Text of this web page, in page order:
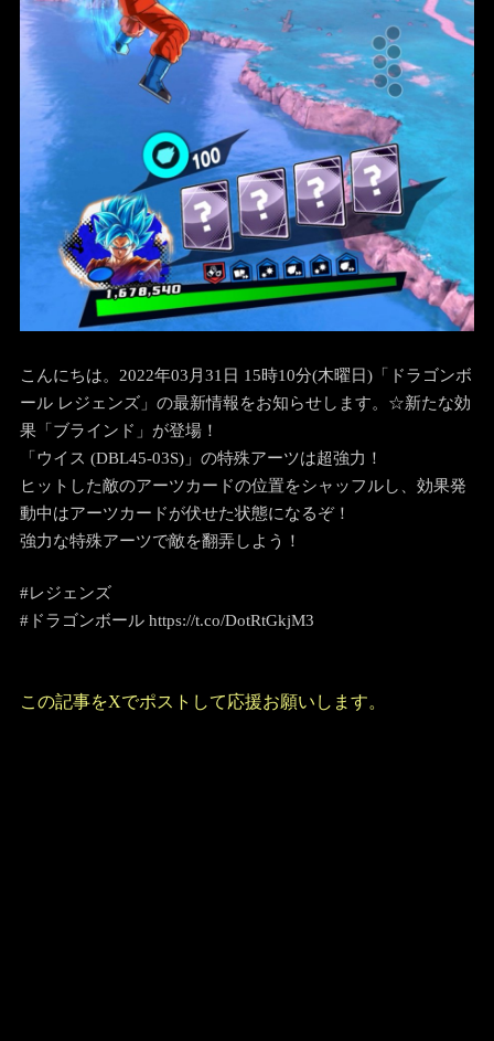
こんにちは。2022年03月31日 15時10分(木曜日)「ドラゴンボ
ール レジェンズ」の最新情報をお知らせします。 ☆新たな効
果「ブラインド」が登場！
「ウイス (DBL45-03S)」の特殊アーツは超強力！
ヒットした敵のアーツカードの位置をシャッフルし、効果発
動中はアーツカードが伏せた状態になるぞ！
強力な特殊アーツで敵を翻弄しよう！
#レジェンズ
#ドラゴンボール https://t.co/DotRtGkjM3
この記事をXでポストして応援お願いします。